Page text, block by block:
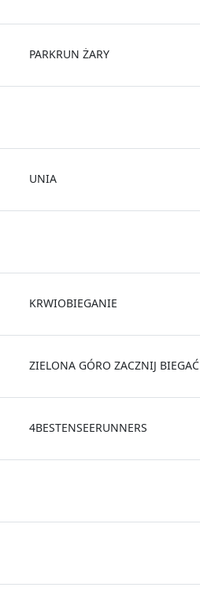
PARKRUN ŻARY
UNIA
KRWIOBIEGANIE
ZIELONA GÓRO ZACZNIJ BIEGAĆ
4BESTENSEERUNNERS